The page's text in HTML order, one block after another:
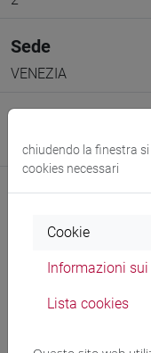
Sede
VENEZIA
Link allo spazio del
Docenti e corsi
Programma
chiudendo la finestra
cookies necessari
Cookie
Informazioni
Lista cookies